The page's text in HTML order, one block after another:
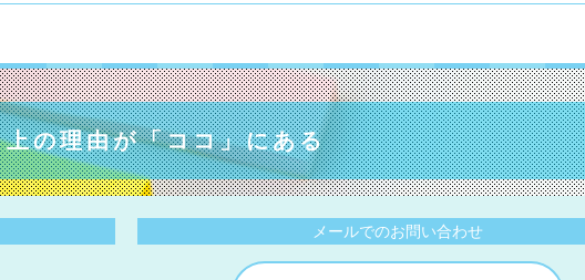
上の理由が「ココ」にある
メールでのお問い合わせ